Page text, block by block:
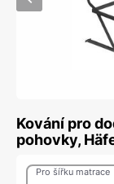
Kování pro
pohovky,
Pro šířku matrace